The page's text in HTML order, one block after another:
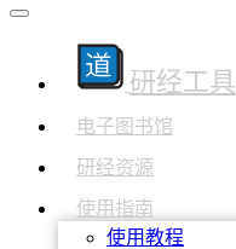
研经工具
电子图书馆
研经资源
使用指南
使用教程